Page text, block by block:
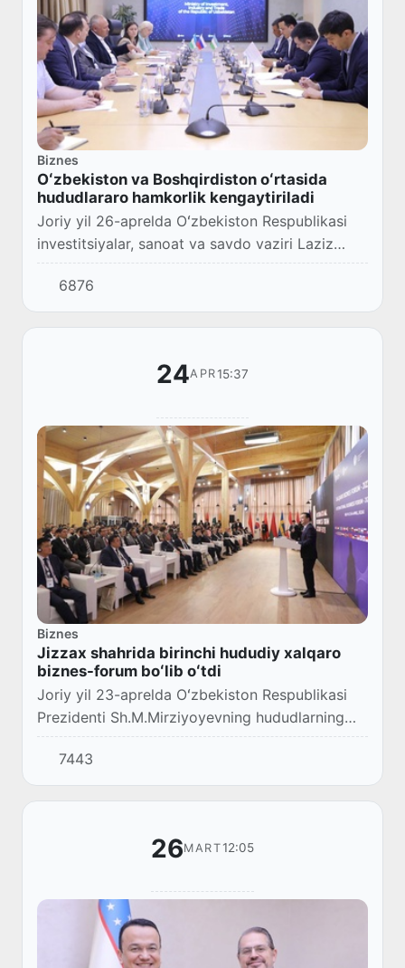
Biznes
Oʻzbekiston va Boshqirdiston oʻrtasida
hududlararo hamkorlik kengaytiriladi
Joriy yil 26-aprelda Oʻzbekiston Respublikasi
investitsiyalar, sanoat va savdo vaziri Laziz
Kudratov va Boshqirdiston Respublikasi Bosh
vaziri oʻrinbosari – sanoat, energetika va i...
6876
24APR15:37
Biznes
Jizzax shahrida birinchi hududiy xalqaro
biznes-forum boʻlib oʻtdi
Joriy yil 23-aprelda Oʻzbekiston Respublikasi
Prezidenti Sh.M.Mirziyoyevning hududlarning
sarmoyaviy imkoniyatlarini keng targʻib etish
tashabbusi doirasida Jizzax shahrida hududiy...
7443
26MART12:05